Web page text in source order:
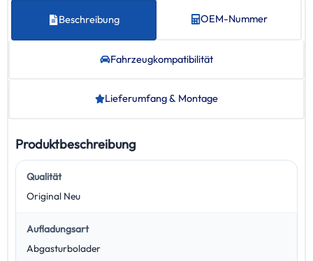
Beschreibung OEM-Nummer
Fahrzeug­kompatibilität
Lieferumfang & Montage
Produktbeschreibung
Qualität
Original Neu
Aufladungsart
Abgasturbolader